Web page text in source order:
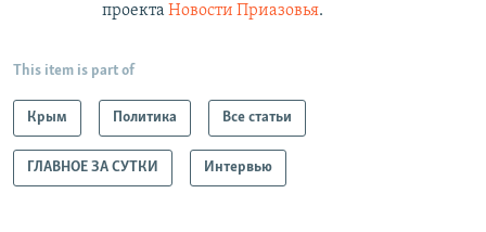
проекта Новости Приазовья.
This item is part of
Крым Политика Все статьи
ГЛАВНОЕ ЗА СУТКИ Интервью